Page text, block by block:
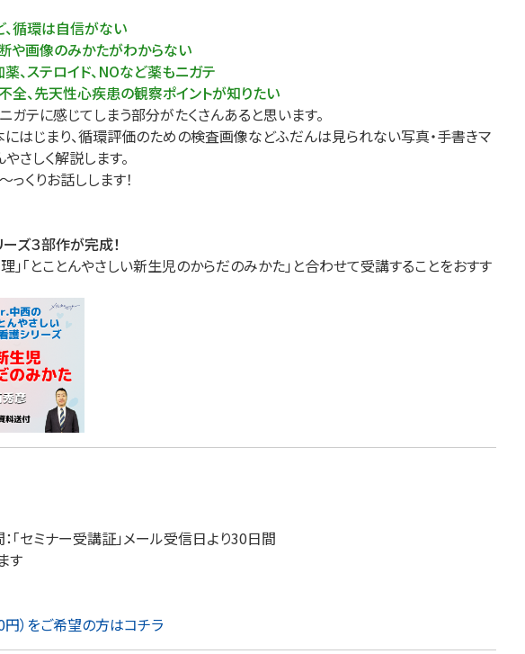
在宅医療・看護
循環は自信がない
や画像のみかたがわからない
、ステロイド、NOなど薬もニガテ
全、先天性心疾患の観察ポイントが知りたい
テに感じてしまう部分がたくさんあると思います。
はじまり、循環評価のための検査画像などふだんは見られない写真・手書きマ
さしく解説します。
くりお話しします！
ズ３部作が完成！
」「とことんやさしい新生児のからだのみかた」と合わせて受講することをおすす
「セミナー受講証」メール受信日より30日間
す
）をご希望の方はコチラ